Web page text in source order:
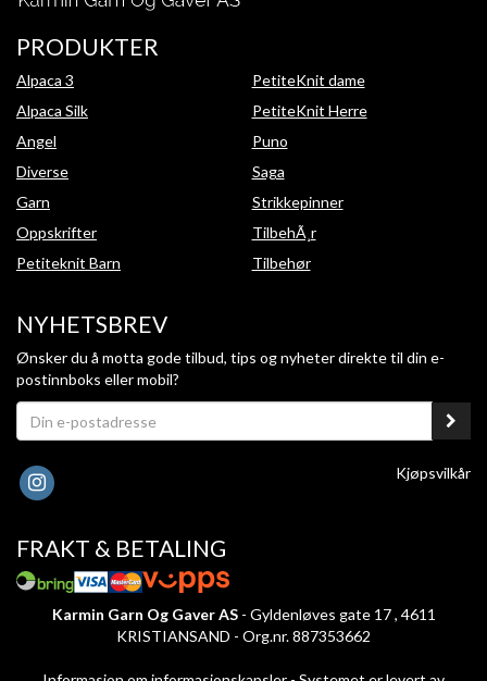
PRODUKTER
Alpaca 3
Alpaca Silk
Angel
Diverse
Garn
Oppskrifter
Petiteknit Barn
PetiteKnit dame
PetiteKnit Herre
Puno
Saga
Strikkepinner
TilbehÃ¸r
Tilbehør
NYHETSBREV
Ønsker du å motta gode tilbud, tips og nyheter direkte til din e-
postinnboks eller mobil?
Kjøpsvilkår
FRAKT & BETALING
Karmin Garn Og Gaver AS- Gyldenløves gate 17 , 4611
KRISTIANSAND - Org.nr. 887353662